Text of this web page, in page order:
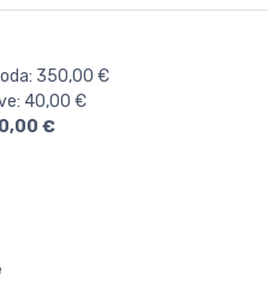
350,00 €
40,00 €
€